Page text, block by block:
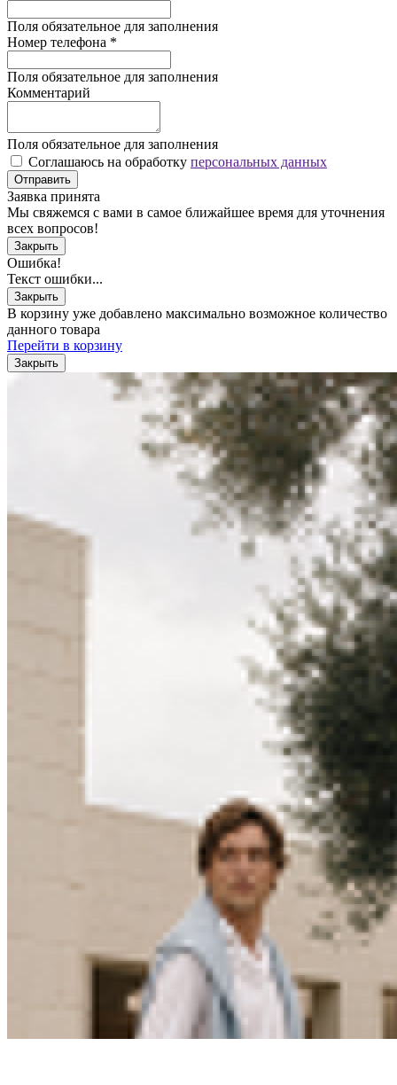
Поля обязательное для заполнения
Номер телефона *
Поля обязательное для заполнения
Комментарий
Поля обязательное для заполнения
Соглашаюсь на обработку персональных данных
Отправить
Заявка принята
Мы свяжемся с вами в самое ближайшее время для уточнения
всех вопросов!
Закрыть
Ошибка!
Текст ошибки...
Закрыть
В корзину уже добавлено максимально возможное количество
данного товара
Перейти в корзину
Закрыть